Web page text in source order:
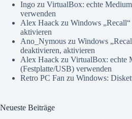
Ingo zu VirtualBox: echte
verwenden
Alex Haack zu Windows
aktivieren
Ano_Nymous zu Windows
deaktivieren, aktivieren
Alex Haack zu VirtualBox: echte
(Festplatte/USB) verwenden
Retro PC Fan zu Windows:
Neueste Beiträge